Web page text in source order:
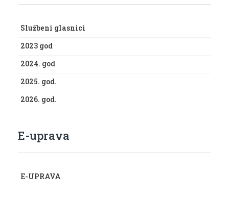
Službeni glasnici
2023 god
2024. god
2025. god.
2026. god.
E-uprava
E-UPRAVA